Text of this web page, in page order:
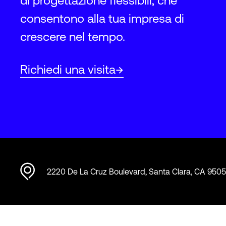
consentono alla tua impresa di
crescere nel tempo.
Richiedi una visita
2220 De La Cruz Boulevard, Santa Clara, CA